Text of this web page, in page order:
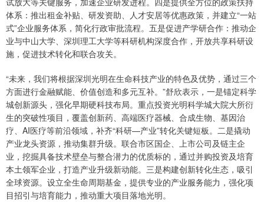
体系：推出租金补贴、研发资助、人才安居等优惠政策，并建立“一站
式”企业服务体系，简化行政审批流程。五是促进产学研合作：推动企
业与中山大学、深圳理工大学等科研机构深度合作，开放共享科研设
施，促进技术转化和联合攻关。
“未来，我们将根据深圳光明在生命科技产业的特色及优势，通过三个
方面进行金融赋能、价值创造和多元互补。”舒欣表示，一是锚定科学
城创新源头，强化早期硬科技布局。重点投资光明科学城大院大所衍
生的突破性项目，覆盖创新药、高端医疗器械、合成生物、基因治
疗、AI医疗等前沿领域，补齐“科研—产业”转化关键短板。二是撬动
产业龙头资源，推动集群升级。联合市区国企、上市公司及链主企
业，挖掘具备技术壁垒与整合潜力的优质标的，通过并购投资及培育
本土领军企业，打造产业升级新动能。三是构建创新转化生态，吸引
全球资源。设立全生命周期基金，提供专业的产业服务能力，强化项
目招引与培育能力，推动重大项目落地光明。